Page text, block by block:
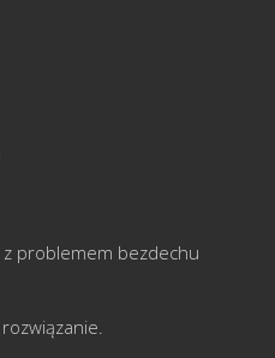
problemem bezdechu